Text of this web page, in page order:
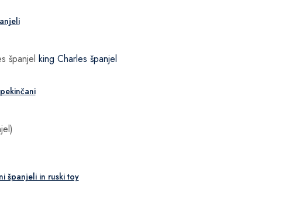
španjel king Charles španjel
španjeli in ruski toy